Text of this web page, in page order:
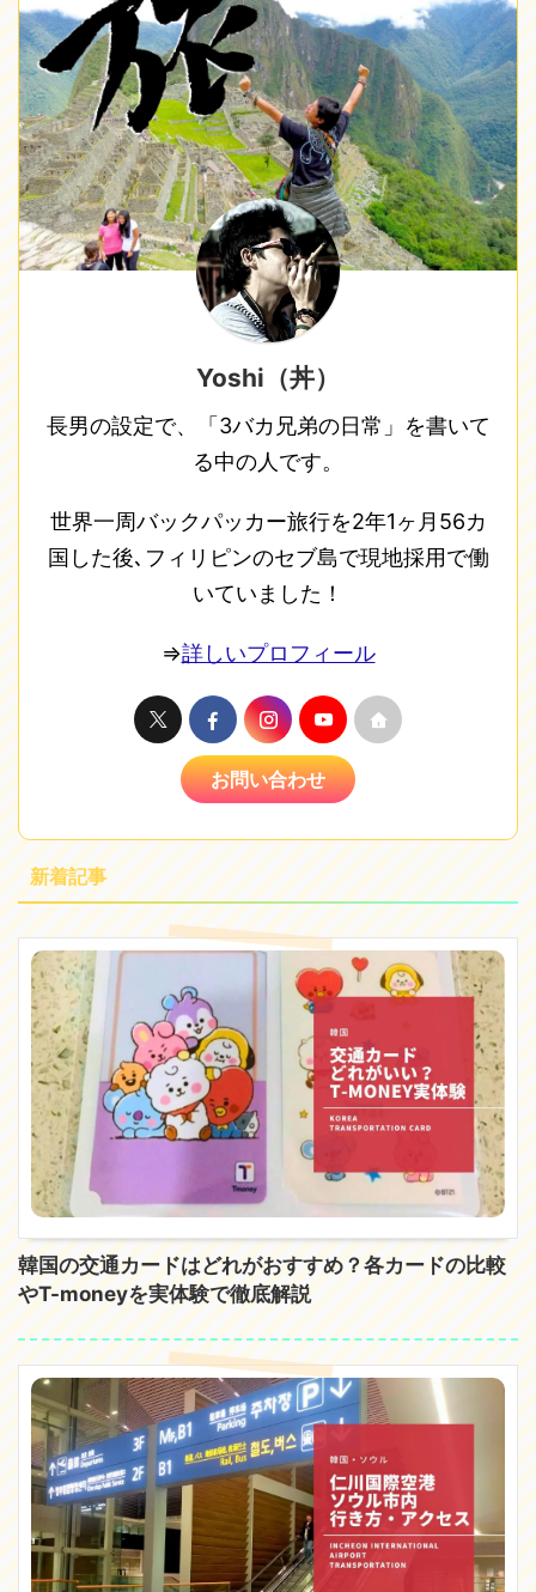
Yoshi（丼）
長男の設定で、「3バカ兄弟の日常」を書いて
る中の人です。
世界一周バックパッカー旅行を2年1ヶ月56カ
国した後､フィリピンのセブ島で現地採用で働
いていました！
⇒詳しいプロフィール
お問い合わせ
新着記事
韓国の交通カードはどれがおすすめ？各カードの比較
やT-moneyを実体験で徹底解説